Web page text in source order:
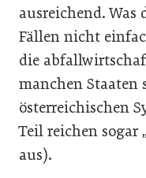
ausreichend.
Fällen nicht
die
manchen Staaten
österreichischen
Teil reichen sogar
aus).